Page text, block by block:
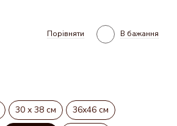
Порівняти В бажання
30 х 38 см
36х46 см